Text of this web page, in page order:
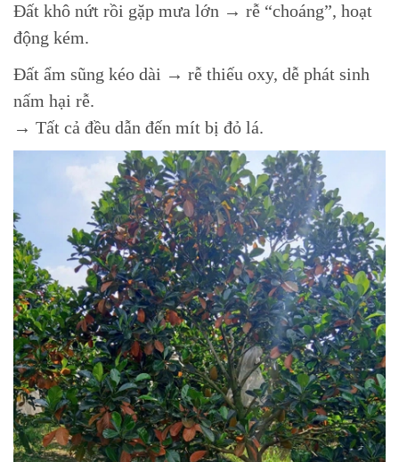
Đất khô nứt rồi gặp mưa lớn → rễ “choáng”, hoạt
động kém.
Đất ẩm sũng kéo dài → rễ thiếu oxy, dễ phát sinh
nấm hại rễ.
→ Tất cả đều dẫn đến mít bị đỏ lá.